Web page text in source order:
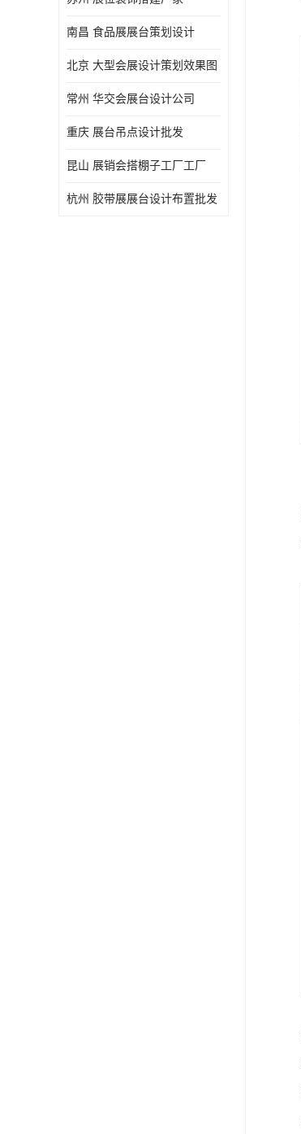
南昌 食品展展台策划设计
北京 大型会展设计策划效果图
常州 华交会展台设计公司
重庆 展台吊点设计批发
昆山 展销会搭棚子工厂工厂
杭州 胶带展展台设计布置批发